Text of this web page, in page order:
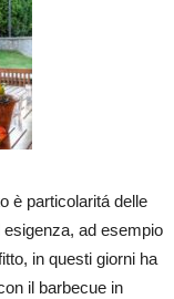
è particolaritá delle
esigenza, ad esempio
in questi giorni ha
il barbecue in